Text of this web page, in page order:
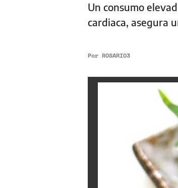
Un consumo
cardiaca, asegura
Por ROSARIO3